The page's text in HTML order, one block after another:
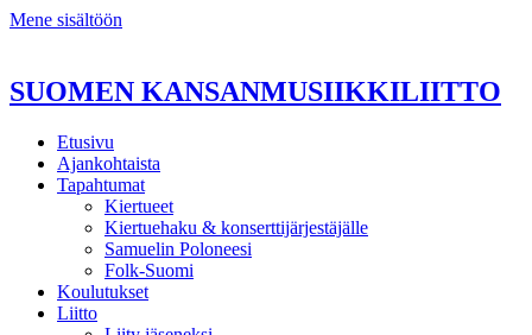
Mene sisältöön
SUOMEN KANSANMUSIIKKILIITTO
Etusivu
Ajankohtaista
Tapahtumat
Kiertueet
Kiertuehaku & konserttijärjestäjälle
Samuelin Poloneesi
Folk-Suomi
Koulutukset
Liitto